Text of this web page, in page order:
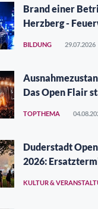
Brand einer
Herzberg -
BILDUNG 29.07.2026
Das Open Flair
TOPTHEMA
Duderstadt
2026:
KULTUR &